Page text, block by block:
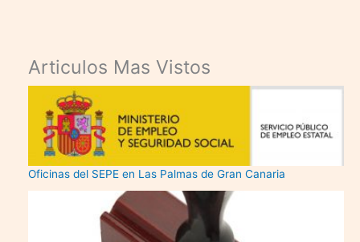
Articulos Mas Vistos
Oficinas del SEPE en Las Palmas de Gran Canaria